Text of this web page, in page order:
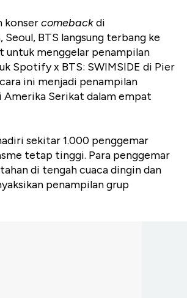
konsercomebackdi
Seoul, BTS langsung terbang ke
untuk menggelar penampilan
Spotify x BTS: SWIMSIDE di Pier
ini menjadi penampilan
Amerika Serikat dalam empat
sekitar 1.000 penggemar
tetap tinggi. Para penggemar
di tengah cuaca dingin dan
penampilan grup